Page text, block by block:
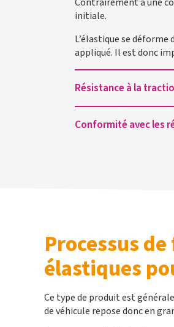
initiale.
L’élastique se déforme
appliqué. Il est donc
Résistance à la
Conformité avec les
Processus
élastiques
Ce type de produit est
de véhicule repose donc en